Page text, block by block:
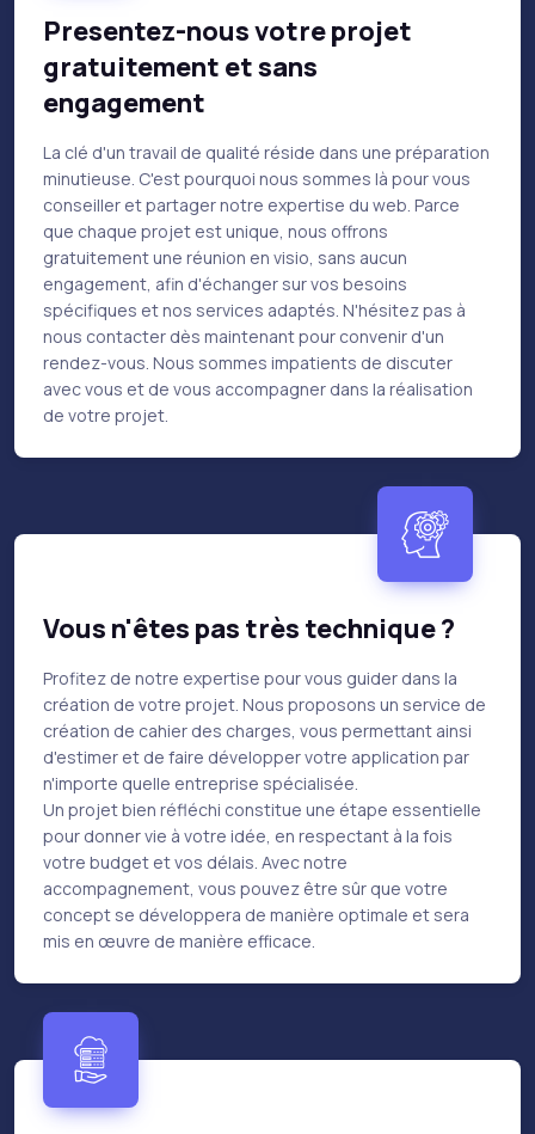
Presentez-nous votre projet
gratuitement et sans
engagement
La clé d'un travail de qualité réside dans une préparation
minutieuse. C'est pourquoi nous sommes là pour vous
conseiller et partager notre expertise du web. Parce
que chaque projet est unique, nous offrons
gratuitement une réunion en visio, sans aucun
engagement, afin d'échanger sur vos besoins
spécifiques et nos services adaptés. N'hésitez pas à
nous contacter dès maintenant pour convenir d'un
rendez-vous. Nous sommes impatients de discuter
avec vous et de vous accompagner dans la réalisation
de votre projet.
Vous n'êtes pas très technique ?
Profitez de notre expertise pour vous guider dans la
création de votre projet. Nous proposons un service de
création de cahier des charges, vous permettant ainsi
d'estimer et de faire développer votre application par
n'importe quelle entreprise spécialisée.
Un projet bien réfléchi constitue une étape essentielle
pour donner vie à votre idée, en respectant à la fois
votre budget et vos délais. Avec notre
accompagnement, vous pouvez être sûr que votre
concept se développera de manière optimale et sera
mis en œuvre de manière efficace.